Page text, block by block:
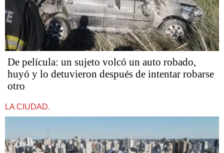
De película: un sujeto volcó un auto robado,
huyó y lo detuvieron después de intentar robarse
otro
LA CIUDAD.